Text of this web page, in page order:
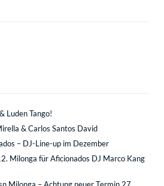
Luden Tango!
& Carlos Santos David
– DJ-Line-up im Dezember
Milonga für Aficionados DJ Marco Kang
Milonga – Achtung neuer Termin 27.